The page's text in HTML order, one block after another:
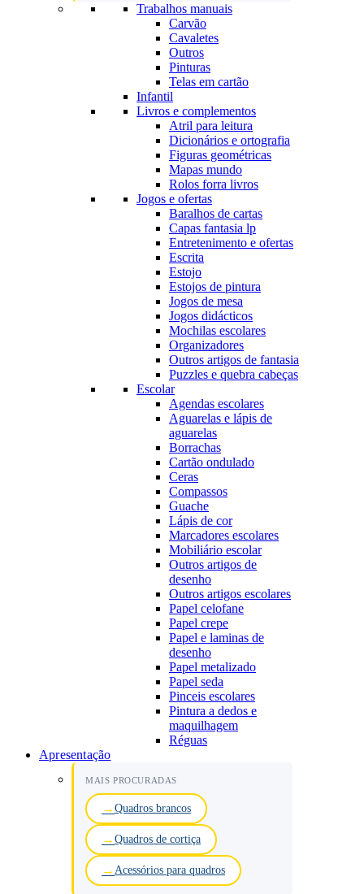
Trabalhos manuais
Carvão
Cavaletes
Outros
Pinturas
Telas em cartão
Infantil
Livros e complementos
Atril para leitura
Dicionários e ortografia
Figuras geométricas
Mapas mundo
Rolos forra livros
Jogos e ofertas
Baralhos de cartas
Capas fantasia lp
Entretenimento e ofertas
Escrita
Estojo
Estojos de pintura
Jogos de mesa
Jogos didácticos
Mochilas escolares
Organizadores
Outros artigos de fantasia
Puzzles e quebra cabeças
Escolar
Agendas escolares
Aguarelas e lápis de
aguarelas
Borrachas
Cartão ondulado
Ceras
Compassos
Guache
Lápis de cor
Marcadores escolares
Mobiliário escolar
Outros artigos de
desenho
Outros artigos escolares
Papel celofane
Papel crepe
Papel e laminas de
desenho
Papel metalizado
Papel seda
Pinceis escolares
Pintura a dedos e
maquilhagem
Réguas
Apresentação
MAIS PROCURADAS
Quadros brancos
Quadros de cortiça
Acessórios para quadros